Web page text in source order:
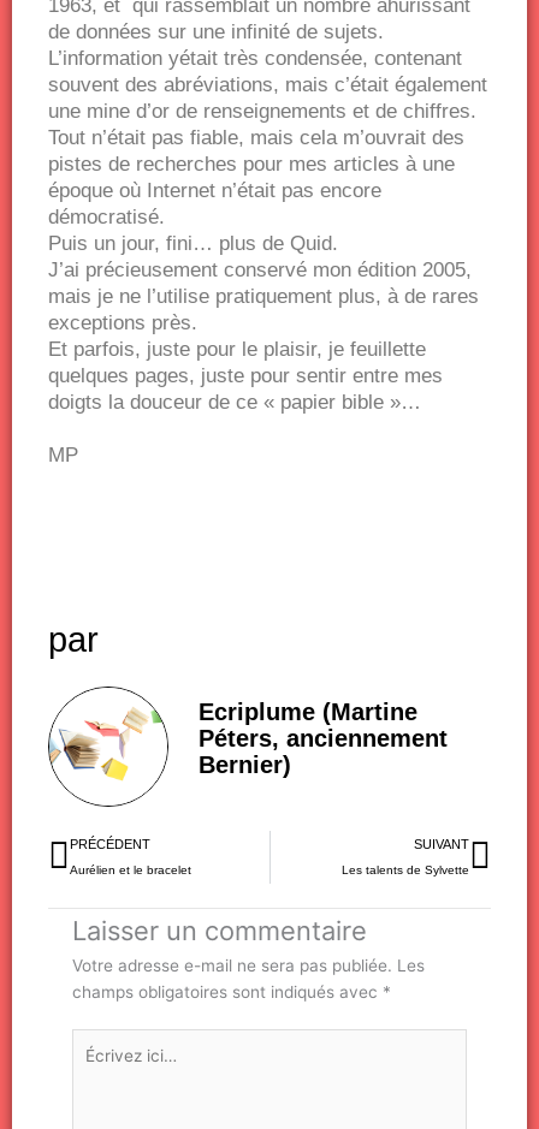
1963, et qui rassemblait un nombre ahurissant
de données sur une infinité de sujets.
L’information yétait très condensée, contenant
souvent des abréviations, mais c’était également
une mine d’or de renseignements et de chiffres.
Tout n’était pas fiable, mais cela m’ouvrait des
pistes de recherches pour mes articles à une
époque où Internet n’était pas encore
démocratisé.
Puis un jour, fini… plus de Quid.
J’ai précieusement conservé mon édition 2005,
mais je ne l’utilise pratiquement plus, à de rares
exceptions près.
Et parfois, juste pour le plaisir, je feuillette
quelques pages, juste pour sentir entre mes
doigts la douceur de ce « papier bible »…
MP
par
Ecriplume (Martine
Péters, anciennement
Bernier)
Précédent
PRÉCÉDENT
Aurélien et le bracelet
SUIVANT
Les talents de Sylvette
Laisser un commentaire
Votre adresse e-mail ne sera pas publiée. Les
champs obligatoires sont indiqués avec *
Écrivez
ici…